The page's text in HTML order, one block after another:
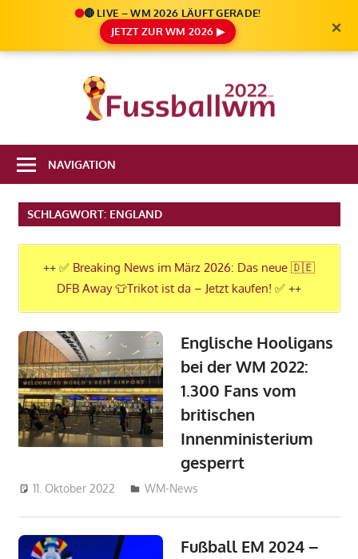
🔴 LIVE – WM 2026 LÄUFT GERADE!
JETZT ZUR WM 2026 ▶
×
2022
Infos
FIFA
Fußball
WM
NAVIGATION
SCHLAGWORT: ENGLAND
++ ✅ Breaking News im März 2026: Das neue 🇩🇪
DFB Away 👕Trikot ist da – Jetzt kaufen! ✅ ++
Englische Hooligans
bei der WM 2022:
1.300 Fans vom
britischen
Innenministerium
gesperrt
11. Oktober 2022 philipw
WM-News
Fußball EM 2024 –